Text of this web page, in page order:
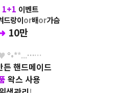
1+1 이벤트
드랑이or배or가슴
10만
°•**...……
든 핸드메이드
왁스 사용